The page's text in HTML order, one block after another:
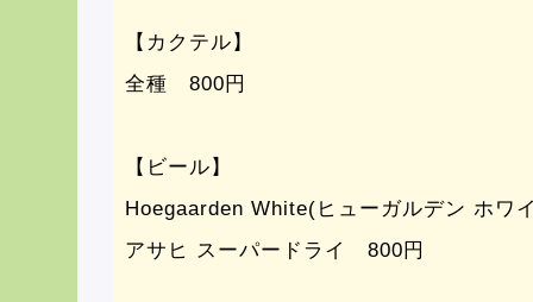
【カクテル】
全種 800円
【ビール】
Hoegaarden White(ヒューガルデン ホワ
アサヒ スーパードライ 800円